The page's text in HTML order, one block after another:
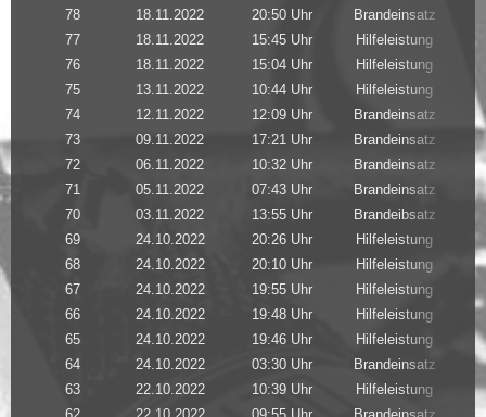
78
18.11.2022 20:50 Uhr Brandeinsatz
77
18.11.2022 15:45 Uhr Hilfeleistung
76
18.11.2022 15:04 Uhr Hilfeleistung
75
13.11.2022 10:44 Uhr Hilfeleistung
74
12.11.2022 12:09 Uhr Brandeinsatz
73
09.11.2022 17:21 Uhr Brandeinsatz
72
06.11.2022 10:32 Uhr Brandeinsatz
71
05.11.2022 07:43 Uhr Brandeinsatz
70
03.11.2022 13:55 Uhr Brandeibsatz
69
24.10.2022 20:26 Uhr Hilfeleistung
68
24.10.2022 20:10 Uhr Hilfeleistung
67
24.10.2022 19:55 Uhr Hilfeleistung
66
24.10.2022 19:48 Uhr Hilfeleistung
65
24.10.2022 19:46 Uhr Hilfeleistung
64
24.10.2022 03:30 Uhr Brandeinsatz
63
22.10.2022 10:39 Uhr Hilfeleistung